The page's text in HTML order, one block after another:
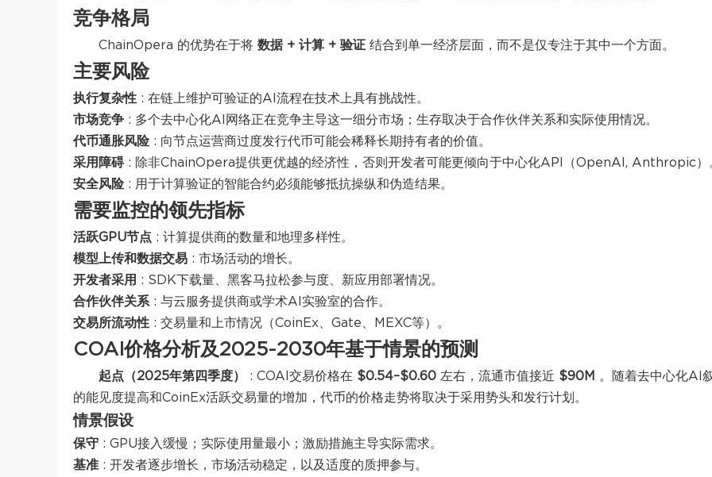
竞争格局
ChainOpera 的优势在于将 数据 + 计算 + 验证 结合到单一经济层面，而不是仅专注于其中一个方面。
主要风险
执行复杂性 : 在链上维护可验证的AI流程在技术上具有挑战性。
市场竞争 : 多个去中心化AI网络正在竞争主导这一细分市场；生存取决于合作伙伴关系和实际使用情况。
代币通胀风险 : 向节点运营商过度发行代币可能会稀释长期持有者的价值。
采用障碍 : 除非ChainOpera提供更优越的经济性，否则开发者可能更倾向于中心化API（OpenAI, Anthropic）
安全风险 : 用于计算验证的智能合约必须能够抵抗操纵和伪造结果。
需要监控的领先指标
活跃GPU节点 : 计算提供商的数量和地理多样性。
模型上传和数据交易 : 市场活动的增长。
开发者采用 : SDK下载量、黑客马拉松参与度、新应用部署情况。
合作伙伴关系 : 与云服务提供商或学术AI实验室的合作。
交易所流动性 : 交易量和上市情况（CoinEx、Gate、MEXC等）。
COAI价格分析及2025-2030年基于情景的预测
起点（2025年第四季度） : COAI交易价格在 $0.54–$0.60 左右，流通市值接近 $90M
。随着去中心化AI
的能见度提高和CoinEx活跃交易量的增加，代币的价格走势将取决于采用势头和发行计划。
情景假设
保守 : GPU接入缓慢；实际使用量最小；激励措施主导实际需求。
基准 : 开发者逐步增长，市场活动稳定，以及适度的质押参与。